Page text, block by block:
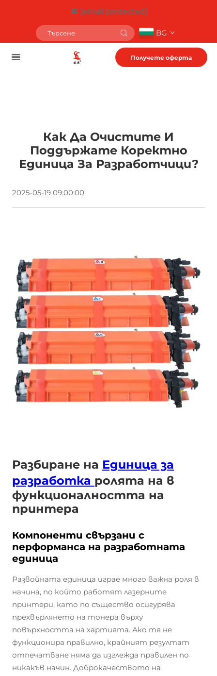
[email protected]
BG
Получете оферта
Как Да Очистите И
Поддържате Коректно
Единица За Разработчици?
2025-05-19 09:00:00
Разбиране на Единица за
разработка ролята на в
функционалността на
принтера
Компоненти свързани с
перформанса на разработната
единица
Развойната единица играе много важна роля в
начина, по който работят лазерните
принтери, като по същество осигурява
прехвърлянето на тонера върху
повърхността на хартията. Ако тя не
функционира правилно, крайният резултат
отпечатване няма да изглежда правилен по
никакъв начин. Доброкачеството на